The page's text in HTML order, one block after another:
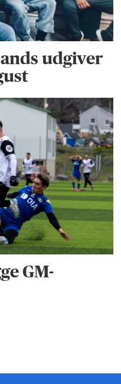
udgiver
GM-